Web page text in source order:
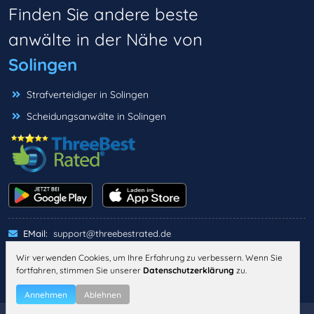
Finden Sie andere beste
anwälte in der Nähe von
Solingen
Strafverteidiger in Solingen
Scheidungsanwälte in Solingen
EMail: support@threebestrated.de
IMPRESSUM
DATENSCHUTZ
Wir verwenden Cookies, um Ihre Erfahrung zu verbessern. Wenn Sie
fortfahren, stimmen Sie unserer Datenschutzerklärung zu.
Annehmen Ablehnen